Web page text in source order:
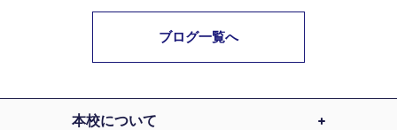
ブログ一覧へ
本校について